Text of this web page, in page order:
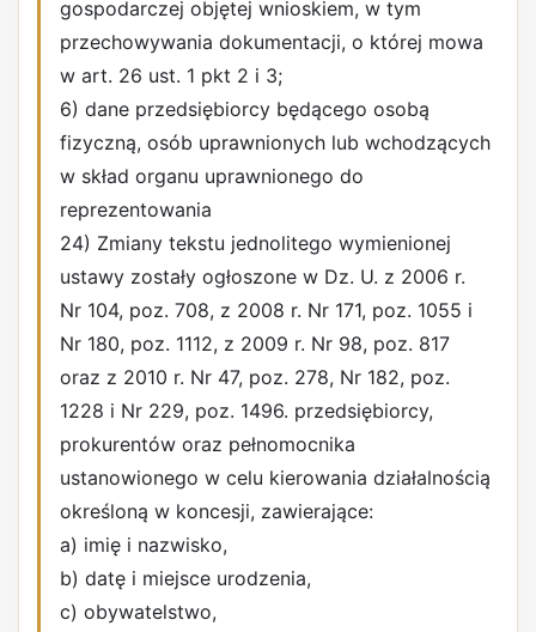
gospodarczej objętej wnioskiem, w tym
przechowywania dokumentacji, o której mowa
w art. 26 ust. 1 pkt 2 i 3;
6) dane przedsiębiorcy będącego osobą
fizyczną, osób uprawnionych lub wchodzących
w skład organu uprawnionego do
reprezentowania
24) Zmiany tekstu jednolitego wymienionej
ustawy zostały ogłoszone w Dz. U. z 2006 r.
Nr 104, poz. 708, z 2008 r. Nr 171, poz. 1055 i
Nr 180, poz. 1112, z 2009 r. Nr 98, poz. 817
oraz z 2010 r. Nr 47, poz. 278, Nr 182, poz.
1228 i Nr 229, poz. 1496. przedsiębiorcy,
prokurentów oraz pełnomocnika
ustanowionego w celu kierowania działalnością
określoną w koncesji, zawierające:
a) imię i nazwisko,
b) datę i miejsce urodzenia,
c) obywatelstwo,